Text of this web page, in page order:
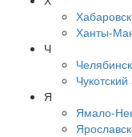
Ханты-
Ч
Я
Ямало-